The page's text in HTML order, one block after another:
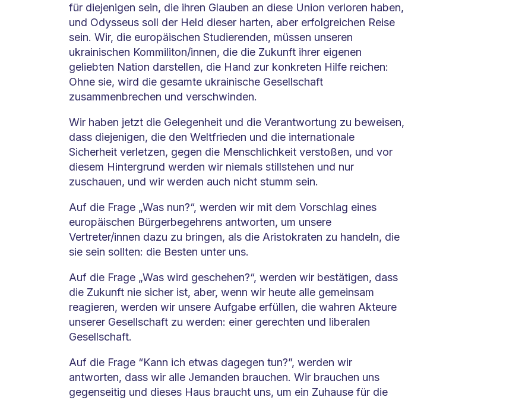
für diejenigen sein, die ihren Glauben an diese Union verloren haben,
und Odysseus soll der Held dieser harten, aber erfolgreichen Reise
sein. Wir, die europäischen Studierenden, müssen unseren
ukrainischen Kommiliton/innen, die die Zukunft ihrer eigenen
geliebten Nation darstellen, die Hand zur konkreten Hilfe reichen:
Ohne sie, wird die gesamte ukrainische Gesellschaft
zusammenbrechen und verschwinden.
Wir haben jetzt die Gelegenheit und die Verantwortung zu beweisen,
dass diejenigen, die den Weltfrieden und die internationale
Sicherheit verletzen, gegen die Menschlichkeit verstoßen, und vor
diesem Hintergrund werden wir niemals stillstehen und nur
zuschauen, und wir werden auch nicht stumm sein.
Auf die Frage „Was nun?“, werden wir mit dem Vorschlag eines
europäischen Bürgerbegehrens antworten, um unsere
Vertreter/innen dazu zu bringen, als die Aristokraten zu handeln, die
sie sein sollten: die Besten unter uns.
Auf die Frage „Was wird geschehen?“, werden wir bestätigen, dass
die Zukunft nie sicher ist, aber, wenn wir heute alle gemeinsam
reagieren, werden wir unsere Aufgabe erfüllen, die wahren Akteure
unserer Gesellschaft zu werden: einer gerechten und liberalen
Gesellschaft.
Auf die Frage “Kann ich etwas dagegen tun?”, werden wir
antworten, dass wir alle Jemanden brauchen. Wir brauchen uns
gegenseitig und dieses Haus braucht uns, um ein Zuhause für die